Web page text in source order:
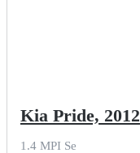
Kia Pride, 2012
1.4 MPI Se